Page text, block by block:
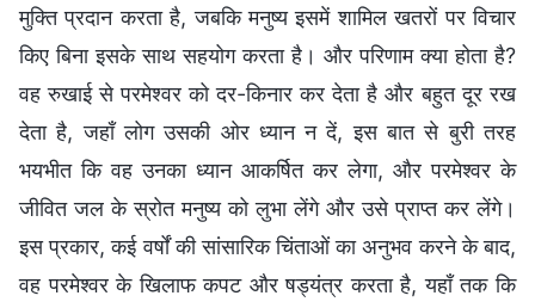
मुक्ति प्रदान करता है, जबकि मनुष्य इसमें शामिल खतरों पर विचार
किए बिना इसके साथ सहयोग करता है। और परिणाम क्या होता है?
वह रुखाई से परमेश्वर को दर-किनार कर देता है और बहुत दूर रख
देता है, जहाँ लोग उसकी ओर ध्यान न दें, इस बात से बुरी तरह
भयभीत कि वह उनका ध्यान आकर्षित कर लेगा, और परमेश्वर के
जीवित जल के स्रोत मनुष्य को लुभा लेंगे और उसे प्राप्त कर लेंगे।
इस प्रकार, कई वर्षों की सांसारिक चिंताओं का अनुभव करने के बाद,
वह परमेश्वर के खिलाफ कपट और षड्यंत्र करता है, यहाँ तक कि